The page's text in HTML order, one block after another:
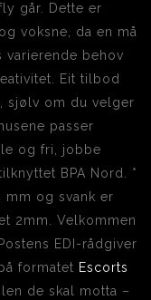
går. Dette er
voksne, da en må
varierende behov
Eit tilbod
sjølv om du velger
passer
og fri, jobbe
BPA Nord. *
mm og svank er
2mm. Velkommen
EDI-rådgiver
formatet Escorts
de skal motta –